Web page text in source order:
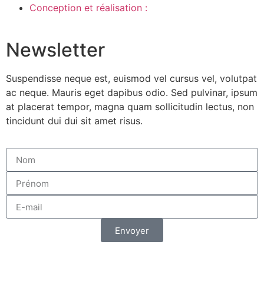
Conception et réalisation :
Newsletter
Suspendisse neque est, euismod vel cursus vel, volutpat
ac neque. Mauris eget dapibus odio. Sed pulvinar, ipsum
at placerat tempor, magna quam sollicitudin lectus, non
tincidunt dui dui sit amet risus.
Envoyer